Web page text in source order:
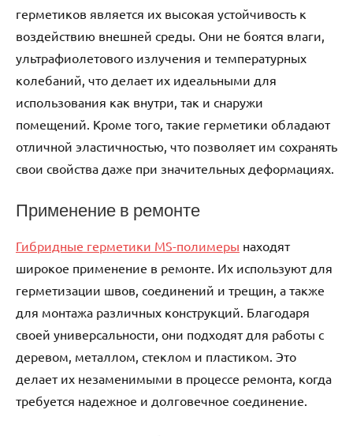
герметиков является их высокая устойчивость к
воздействию внешней среды. Они не боятся влаги,
ультрафиолетового излучения и температурных
колебаний, что делает их идеальными для
использования как внутри, так и снаружи
помещений. Кроме того, такие герметики обладают
отличной эластичностью, что позволяет им сохранять
свои свойства даже при значительных деформациях.
Применение в ремонте
Гибридные герметики MS-полимеры находят
широкое применение в ремонте. Их используют для
герметизации швов, соединений и трещин, а также
для монтажа различных конструкций. Благодаря
своей универсальности, они подходят для работы с
деревом, металлом, стеклом и пластиком. Это
делает их незаменимыми в процессе ремонта, когда
требуется надежное и долговечное соединение.